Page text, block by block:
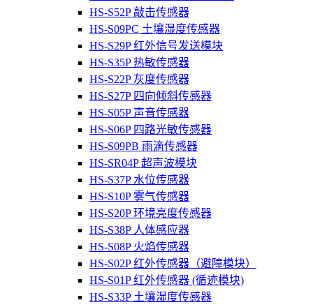
HS-S52P 敲击传感器
HS-S09PC 土壤湿度传感器
HS-S29P 红外信号发送模块
HS-S35P 热敏传感器
HS-S22P 灰度传感器
HS-S27P 四向倾斜传感器
HS-S05P 声音传感器
HS-S06P 四路光敏传感器
HS-S09PB 雨滴传感器
HS-SR04P 超声波模块
HS-S37P 水位传感器
HS-S10P 雾气传感器
HS-S20P 环境亮度传感器
HS-S38P 人体感应器
HS-S08P 火焰传感器
HS-S02P 红外传感器（避障模块）
HS-S01P 红外传感器 (循迹模块)
HS-S33P 土壤湿度传感器